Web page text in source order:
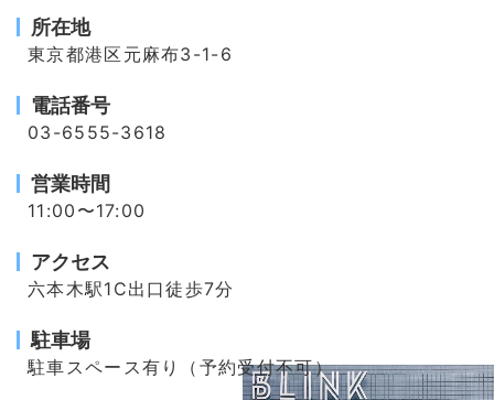
所在地
東京都港区元麻布3-1-6
電話番号
03-6555-3618
営業時間
11:00〜17:00
アクセス
六本木駅1C出口徒歩7分
駐車場
駐車スペース有り（予約受付不可）